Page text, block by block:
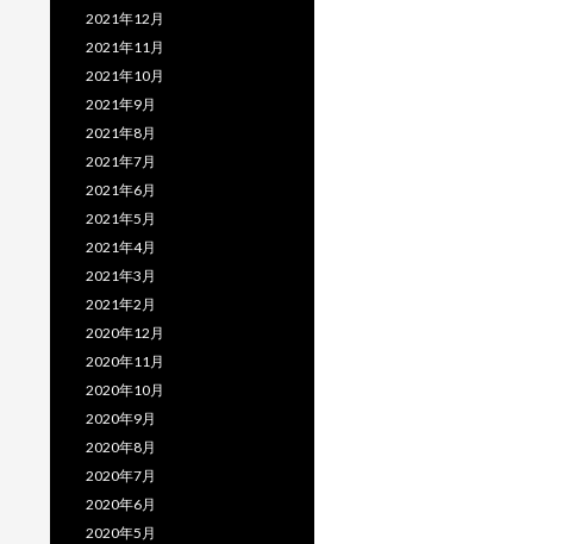
2021年12月
2021年11月
2021年10月
2021年9月
2021年8月
2021年7月
2021年6月
2021年5月
2021年4月
2021年3月
2021年2月
2020年12月
2020年11月
2020年10月
2020年9月
2020年8月
2020年7月
2020年6月
2020年5月